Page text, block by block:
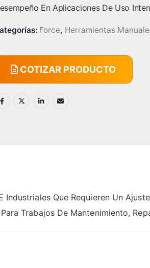
En Aplicaciones De Uso
Force, Herramientas
COTIZAR PRODUCTO
Que Requieren Un
Trabajos De Mantenimiento,